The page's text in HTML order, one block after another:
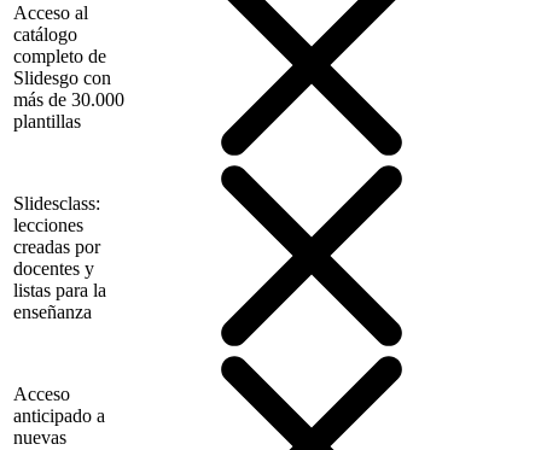
Acceso al
catálogo
completo de
Slidesgo con
más de 30.000
plantillas
Slidesclass:
lecciones
creadas por
docentes y
listas para la
enseñanza
Acceso
anticipado a
nuevas